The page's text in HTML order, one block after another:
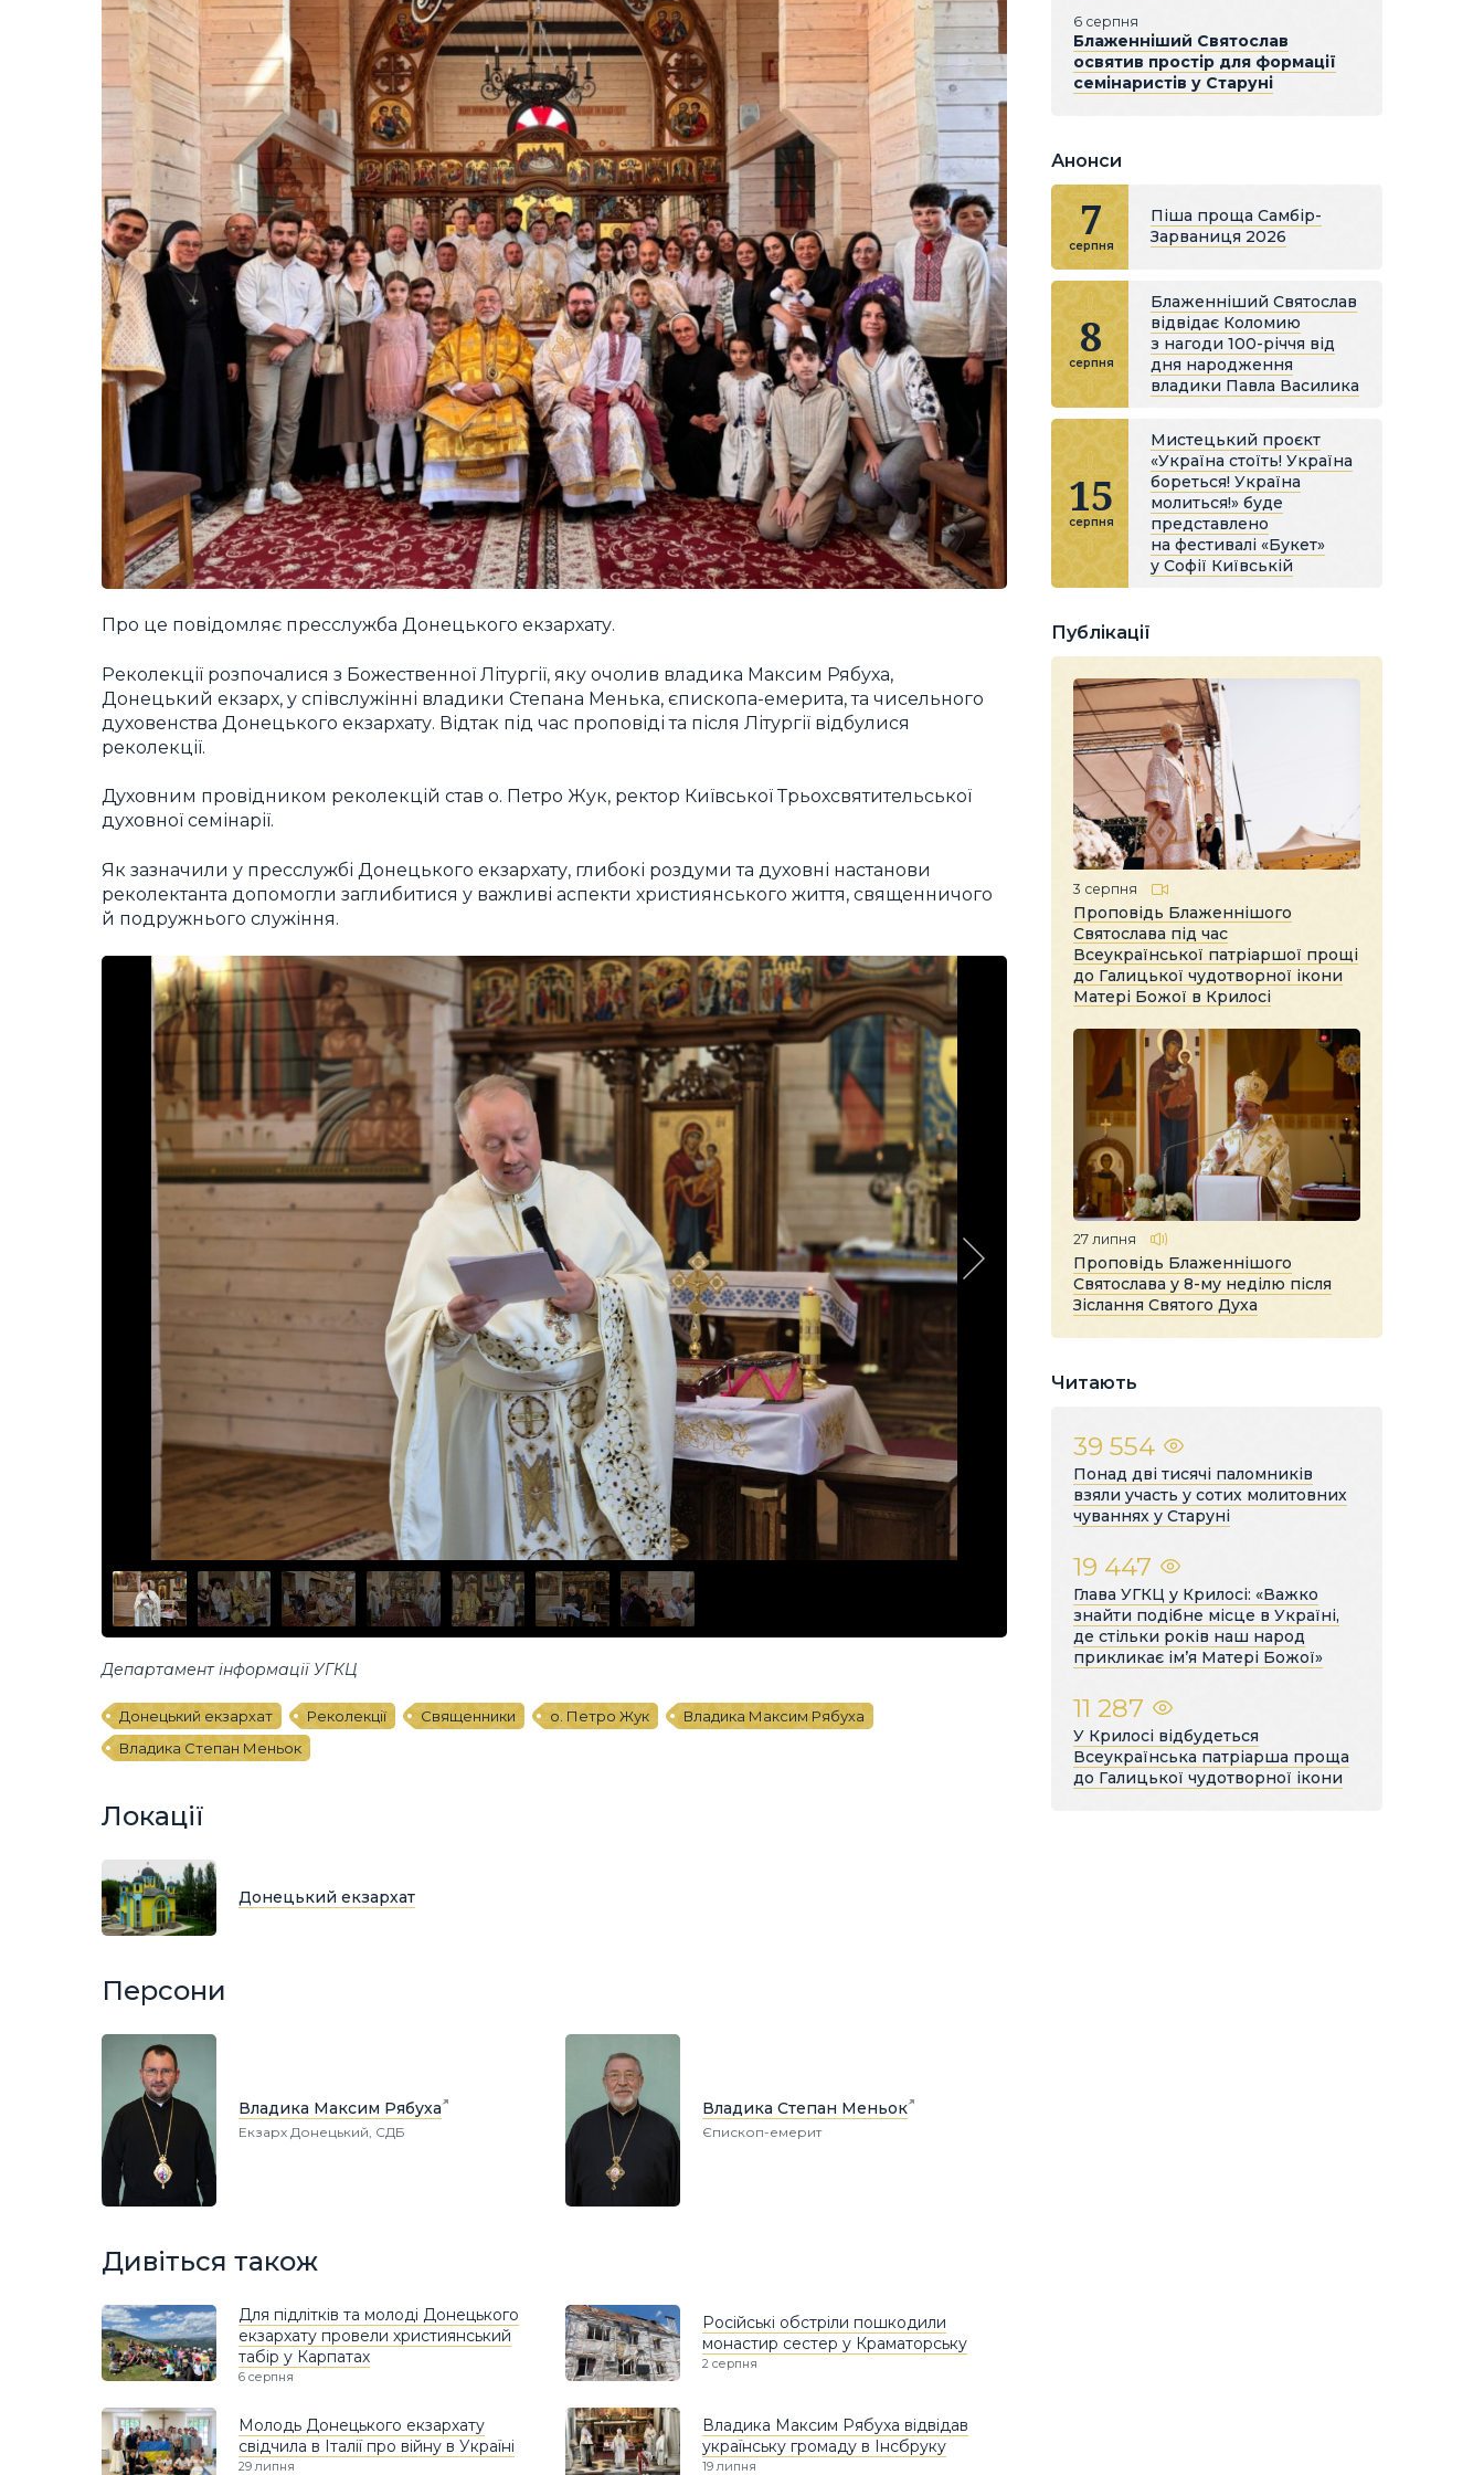
Про це повідомляє пресслужба Донецького екзархату.
Реколекції розпочалися з Божественної Літургії, яку очолив владика Максим Рябуха,
Донецький екзарх, у співслужінні владики Степана Менька, єпископа-емерита, та чисельного
духовенства Донецького екзархату. Відтак під час проповіді та після Літургії відбулися
реколекції.
Духовним провідником реколекцій став о. Петро Жук, ректор Київської Трьохсвятительської
духовної семінарії.
Як зазначили у пресслужбі Донецького екзархату, глибокі роздуми та духовні настанови
реколектанта допомогли заглибитися у важливі аспекти християнського життя, священничого
й подружнього служіння.
Департамент інформації УГКЦ
Донецький екзархат Реколекції Священники о. Петро Жук
Владика Максим Рябуха
Владика Степан Меньок
Локації
Донецький екзархат
Персони
Владика Максим Рябуха
Екзарх Донецький, СДБ
Владика Степан Меньок
Єпископ-емерит
Дивіться також
Для підлітків та молоді Донецького
екзархату провели християнський
табір у Карпатах
6 серпня
Російські обстріли пошкодили
монастир сестер у Краматорську
2 серпня
Молодь Донецького екзархату
свідчила в Італії про війну в Україні
29 липня
Владика Максим Рябуха відвідав
українську громаду в Інсбруку
19 липня
6 серпня
Блаженніший Святослав
освятив простір для формації
семінаристів у Старуні
Анонси
7
серпня
Піша проща Самбір-
Зарваниця 2026
8
серпня
Блаженніший Святослав
відвідає Коломию
з нагоди 100-річчя від
дня народження
владики Павла Василика
15
серпня
Мистецький проєкт
«Україна стоїть! Україна
бореться! Україна
молиться!» буде
представлено
на фестивалі «Букет»
у Софії Київській
Публікації
3 серпня
Проповідь Блаженнішого
Святослава під час
Всеукраїнської патріаршої прощі
до Галицької чудотворної ікони
Матері Божої в Крилосі
27 липня
Проповідь Блаженнішого
Святослава у 8-му неділю після
Зіслання Святого Духа
Читають
39 554
Понад дві тисячі паломників
взяли участь у сотих молитовних
чуваннях у Старуні
19 447
Глава УГКЦ у Крилосі: «Важко
знайти подібне місце в Україні,
де стільки років наш народ
прикликає ім’я Матері Божої»
11 287
У Крилосі відбудеться
Всеукраїнська патріарша проща
до Галицької чудотворної ікони